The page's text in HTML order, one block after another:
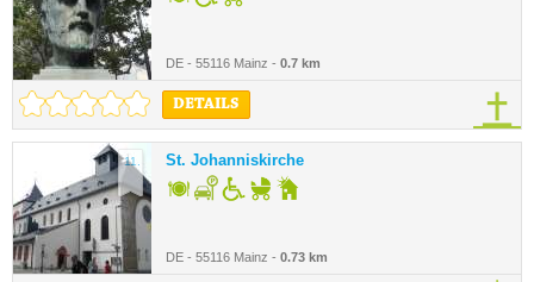
DE - 55116 Mainz - 0.7 km
DETAILS
11. St. Johanniskirche
DE - 55116 Mainz - 0.73 km